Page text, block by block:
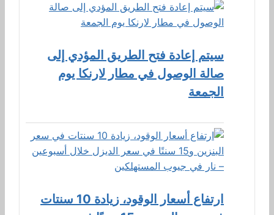
سيتم إعادة فتح الطريق المؤدي إلى
صالة الوصول في مطار لارنكا يوم
الجمعة
ارتفاع أسعار الوقود، زيادة 10 سنتات